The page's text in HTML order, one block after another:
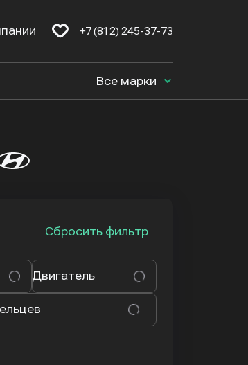
+7 (812) 245-37-73
Все марки
Сбросить фильтр
Двигатель